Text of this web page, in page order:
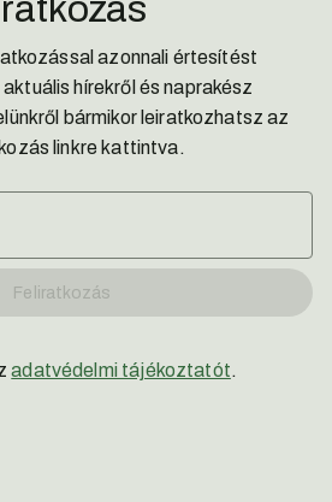
azonnali értesítést
hírekről és naprakész
bármikor leiratkozhatsz az
linkre kattintva.
Feliratkozás
adatvédelmi tájékoztatót.